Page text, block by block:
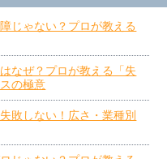
じゃない？プロが教える
なぜ？プロが教える「失
の極意
敗しない！広さ・業種別